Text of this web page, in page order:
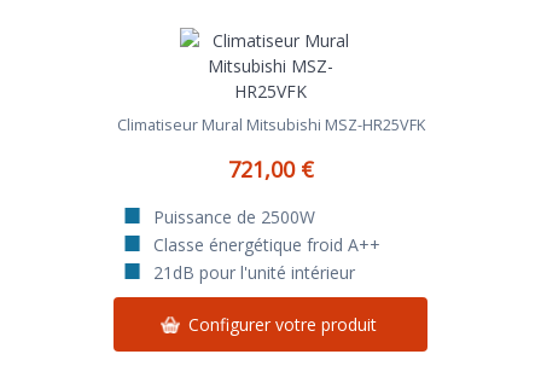
Climatiseur Mural Mitsubishi MSZ-HR25VFK
721,00 €
Puissance de 2500W
Classe énergétique froid A++
21dB pour l'unité intérieur
Configurer votre produit